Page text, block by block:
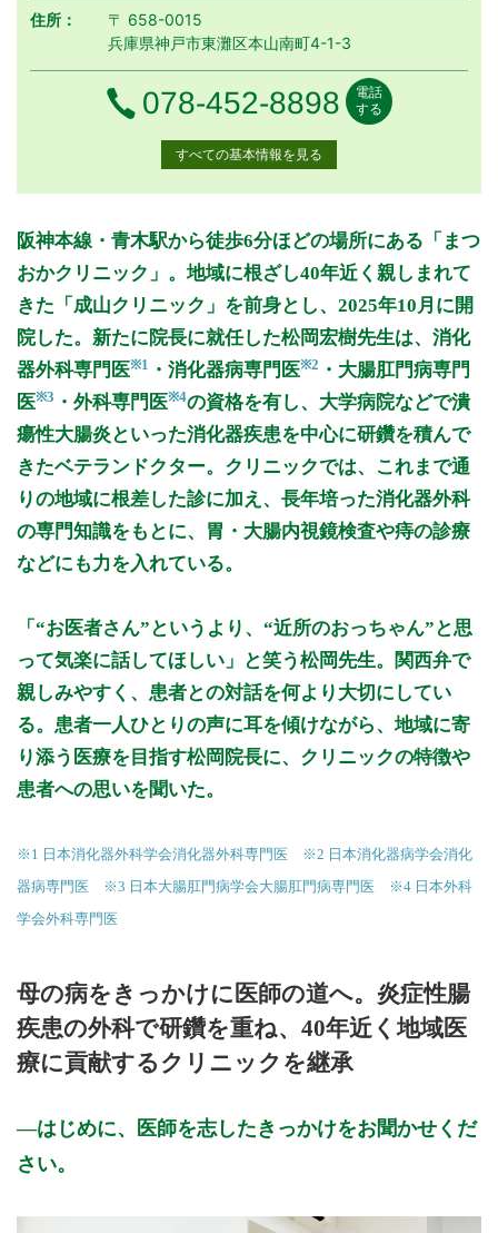
住所：
〒 658-0015
兵庫県神戸市東灘区本山南町4-1-3
電話番号
078-452-8898
電話
する
すべての基本情報を見る
診療時間 月月曜日
火 火曜日
水 水曜日
木 木曜日
金 金曜日土曜日
日 日曜日
祝
9:00～12:00
● ● ● ●
●
16:00～18:00
● ● ● ●
休診日: 日、祝(水、土午後お休み)
備考: 月・火・木の12:30～15:30、水曜の9:00～12:00は検
査・手術・訪問枠
金曜日は成山医師の診察となります。
※診療時間や臨時休診・診療内容等について、事前に必ず医療
機関ホームページ、またはお電話にてご確認ください。
>>病院なびで医療機関の詳細を見る
阪神本線・青木駅から徒歩6分ほどの場所にある「まつ
おかクリニック」。地域に根ざし40年近く親しまれて
きた「成山クリニック」を前身とし、2025年10月に開
院した。新たに院長に就任した松岡宏樹先生は、消化
器外科専門医※1 ・消化器病専門医※2 ・大腸肛門病専門
医※3 ・外科専門医※4の資格を有し、大学病院などで潰
瘍性大腸炎といった消化器疾患を中心に研鑽を積んで
きたベテランドクター。クリニックでは、これまで通
りの地域に根差した診に加え、長年培った消化器外科
の専門知識をもとに、胃・大腸内視鏡検査や痔の診療
などにも力を入れている。
「“お医者さん”というより、“近所のおっちゃん”と思
って気楽に話してほしい」と笑う松岡先生。関西弁で
親しみやすく、患者との対話を何より大切にしてい
る。患者一人ひとりの声に耳を傾けながら、地域に寄
り添う医療を目指す松岡院長に、クリニックの特徴や
患者への思いを聞いた。
※1 日本消化器外科学会消化器外科専門医 ※2 日本消化器病学会消化
器病専門医 ※3 日本大腸肛門病学会大腸肛門病専門医 ※4 日本外科
学会外科専門医
母の病をきっかけに医師の道へ。炎症性腸
疾患の外科で研鑽を重ね、40年近く地域医
療に貢献するクリニックを継承
はじめに、医師を志したきっかけをお聞かせくだ
さい。